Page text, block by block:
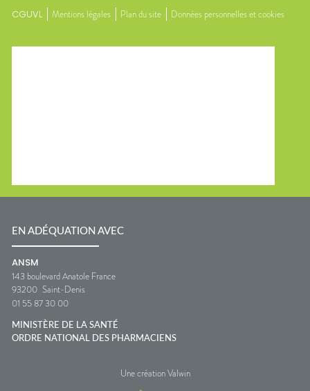
CGUVL Mentions légales Plan du site Données personnelles et cookies
EN ADÉQUATION AVEC
ANSM
143 boulevard Anatole France
93200 Saint-Denis
01 55 87 30 00
MINISTÈRE DE LA SANTÉ
ORDRE NATIONAL DES PHARMACIENS
Une création Valwin